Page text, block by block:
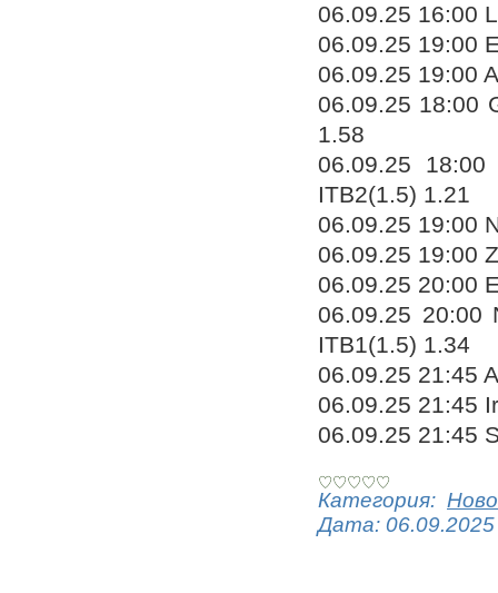
06.09.25 16:00
06.09.25 19:00
06.09.25 19:00
06.09.25 18:00
1.58
06.09.25
ITB2(1.5) 1.21
06.09.25 19:00
06.09.25 19:00
06.09.25 20:00
06.09.25 20:00
ITB1(1.5) 1.34
06.09.25 21:45
06.09.25 21:45
06.09.25 21:45
Категория:
Дата: 06.09.2025